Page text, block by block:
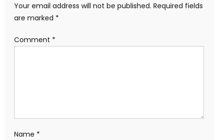
Your email address will not be published. Required fields
are marked *
Comment *
Name *